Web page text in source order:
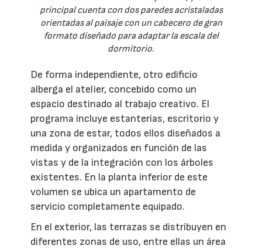
principal cuenta con dos paredes acristaladas
orientadas al paisaje con un cabecero de gran
formato diseñado para adaptar la escala del
dormitorio.
De forma independiente, otro edificio
alberga el atelier, concebido como un
espacio destinado al trabajo creativo. El
programa incluye estanterías, escritorio y
una zona de estar, todos ellos diseñados a
medida y organizados en función de las
vistas y de la integración con los árboles
existentes. En la planta inferior de este
volumen se ubica un apartamento de
servicio completamente equipado.
En el exterior, las terrazas se distribuyen en
diferentes zonas de uso, entre ellas un área